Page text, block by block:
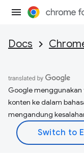
Docs
Google menggunakan
konten ke dalam
mengandung